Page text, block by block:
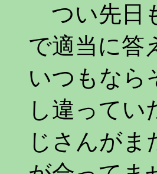
つい先日
で適当に答
いつもなら
し違ってい
じさんがま